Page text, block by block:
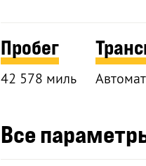
Пробег
42 578 миль Автомат
Все